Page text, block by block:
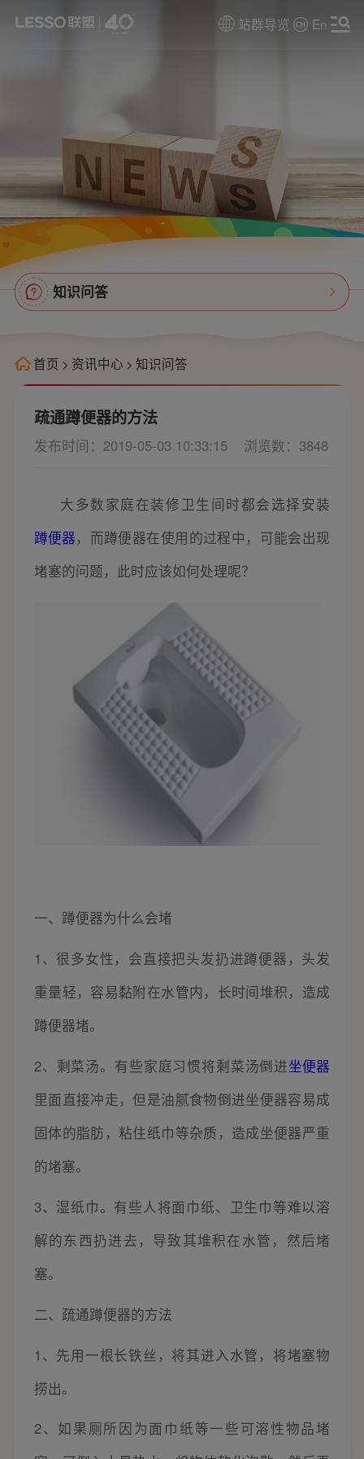
站群导览 En
知识问答
首页 > 资讯中心 > 知识问答
疏通蹲便器的方法
发布时间：2019-05-03 10:33:15 浏览数：3848
大多数家庭在装修卫生间时都会选择安装
蹲便器，而蹲便器在使用的过程中，可能会出现
堵塞的问题，此时应该如何处理呢？
一、蹲便器为什么会堵
1、很多女性，会直接把头发扔进蹲便器，头发
重量轻，容易黏附在水管内，长时间堆积，造成
蹲便器堵。
2、剩菜汤。有些家庭习惯将剩菜汤倒进坐便器
里面直接冲走，但是油腻食物倒进坐便器容易成
固体的脂肪，粘住纸巾等杂质，造成坐便器严重
的堵塞。
3、湿纸巾。有些人将面巾纸、卫生巾等难以溶
解的东西扔进去，导致其堆积在水管，然后堵
塞。
二、疏通蹲便器的方法
1、先用一根长铁丝，将其进入水管，将堵塞物
捞出。
2、如果厕所因为面巾纸等一些可溶性物品堵